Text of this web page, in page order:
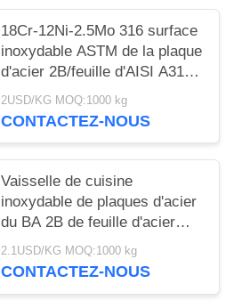
18Cr-12Ni-2.5Mo 316 surface
inoxydable ASTM de la plaque
d'acier 2B/feuille d'AISI A316
solides solubles
2USD/KG MOQ:1000 kg
CONTACTEZ-NOUS
Vaisselle de cuisine
inoxydable de plaques d'acier
du BA 2B de feuille d'acier
inoxydable d'AISI 316
2.1USD/KG MOQ:1000 kg
CONTACTEZ-NOUS